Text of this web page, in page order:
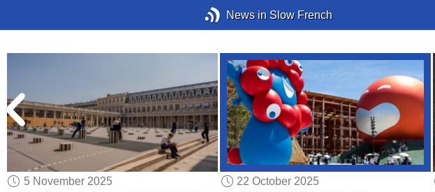
News in Slow French
5 November 2025
22 October 2025